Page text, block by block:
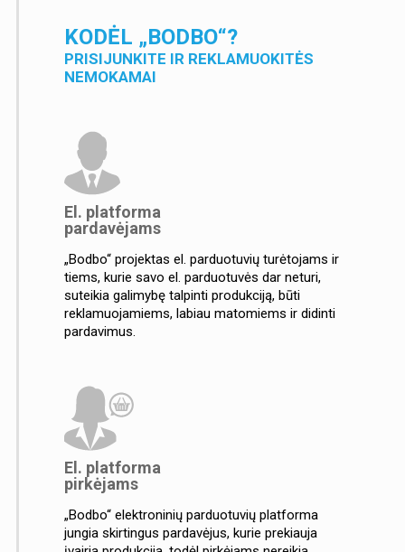
KODĖL „BODBO“?
PRISIJUNKITE IR REKLAMUOKITĖS
NEMOKAMAI
El. platforma
pardavėjams
„Bodbo“ projektas el. parduotuvių turėtojams ir
tiems, kurie savo el. parduotuvės dar neturi,
suteikia galimybę talpinti produkciją, būti
reklamuojamiems, labiau matomiems ir didinti
pardavimus.
El. platforma
pirkėjams
„Bodbo“ elektroninių parduotuvių platforma
jungia skirtingus pardavėjus, kurie prekiauja